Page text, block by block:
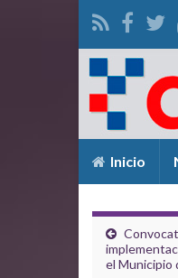
Inicio
el Municipio